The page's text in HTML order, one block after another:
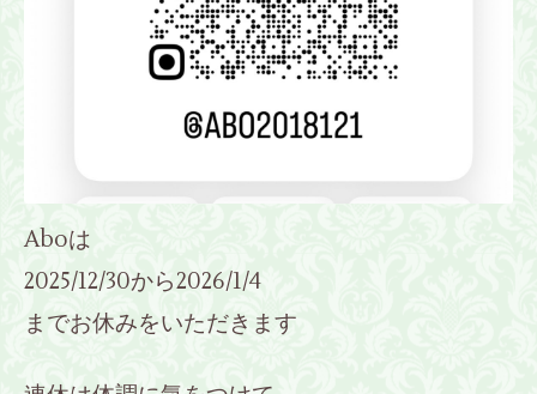
Aboは
2025/12/30から2026/1/4
までお休みをいただきます